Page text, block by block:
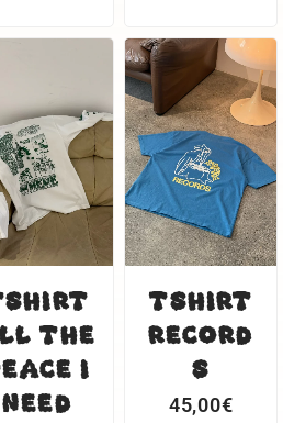
THE
I
NEED
TSHIRT
RECORD
S
45,00€